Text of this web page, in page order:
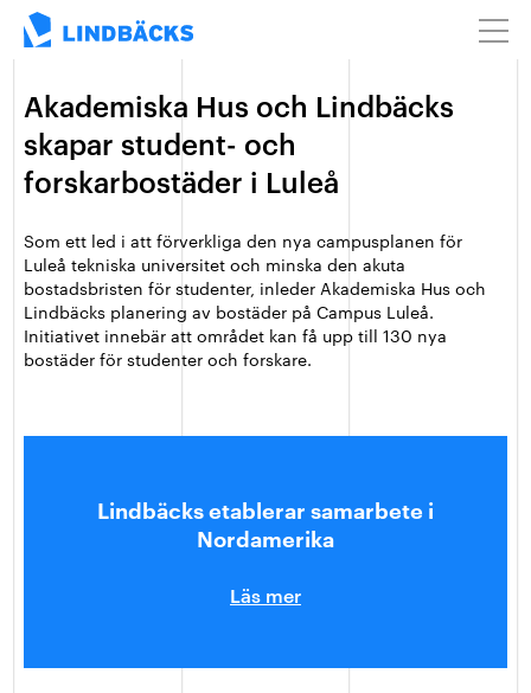
Akademiska Hus och Lindbäcks
skapar student- och
forskarbostäder i Luleå
Som ett led i att förverkliga den nya campusplanen för
Luleå tekniska universitet och minska den akuta
bostadsbristen för studenter, inleder Akademiska Hus och
Lindbäcks planering av bostäder på Campus Luleå.
Initiativet innebär att området kan få upp till 130 nya
bostäder för studenter och forskare.
Lindbäcks etablerar samarbete i
Nordamerika
Läs mer